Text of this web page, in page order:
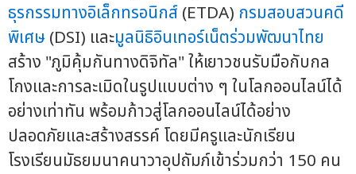
ธุรกรรมทางอิเล็กทรอนิกส์ (ETDA) กรมสอบสวนคดี
พิเศษ(DSI) และมูลนิธิอินเทอร์เน็ตร่วมพัฒนาไทย
สร้าง "ภูมิคุ้มกันทางดิจิทัล" ให้เยาวชนรับมือกับกล
โกงและการละเมิดในรูปแบบต่าง ๆ ในโลกออนไลน์ได้
อย่างเท่าทัน พร้อมก้าวสู่โลกออนไลน์ได้อย่าง
ปลอดภัยและสร้างสรรค์ โดยมีครูและนักเรียน
โรงเรียนมัธยมนาคนาวาอุปถัมภ์เข้าร่วมกว่า 150 คน